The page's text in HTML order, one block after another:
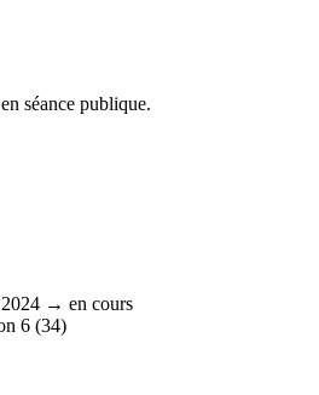
séance publique.
→ en cours
6 (34)